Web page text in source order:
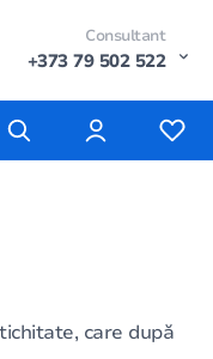
Consultant
+373 79 502 522
care după